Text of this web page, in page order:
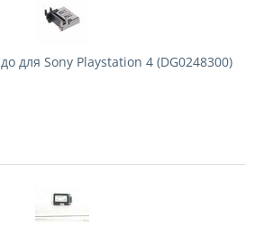
для Sony Playstation 4 (DG0248300)